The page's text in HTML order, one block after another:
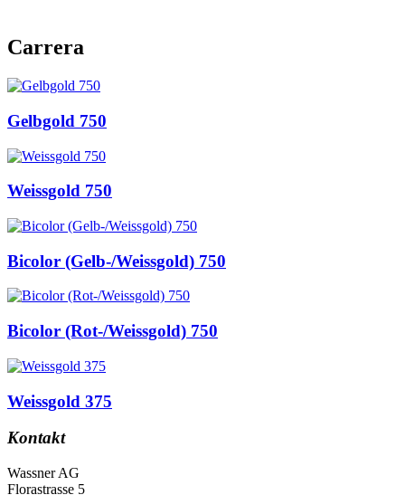
Carrera
Gelbgold 750
Weissgold 750
Bicolor (Gelb-/Weissgold) 750
Bicolor (Rot-/Weissgold) 750
Weissgold 375
Kontakt
Wassner AG
Florastrasse 5